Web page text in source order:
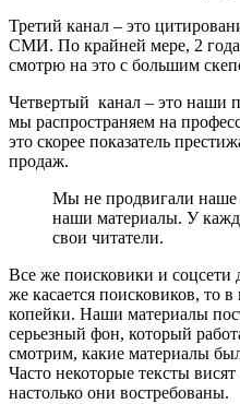
Третий канал – это
СМИ. По крайней мере, 2 года
смотрю на это с большим
Четвертый канал – это наши
мы распространяем на
это скорее показатель
продаж.
Мы не продвигали наше
наши материалы. У
свои читатели.
Все же поисковики и соцсети
же касается поисковиков, то
копейки. Наши материалы
серьезный фон, который
смотрим, какие материалы
Часто некоторые тексты
настолько они востребованы.